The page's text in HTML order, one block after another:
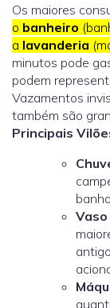
Os maiores
o banheiro
a lavanderia
minutos pode
podem
Vazamentos
também são
Principais